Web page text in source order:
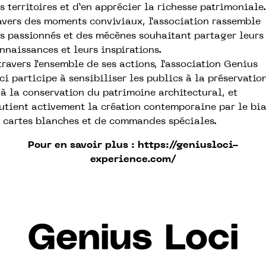
territoires et d’en apprécier la richesse
des moments conviviaux, l’association rassemble
passionnés et des mécènes souhaitant partager leurs
et leurs inspirations.
l’ensemble de ses actions, l’association Genius
participe à sensibiliser les publics à la
la conservation du patrimoine architectural, et
activement la création contemporaine par le
cartes blanches et de commandes spéciales.
Pour en savoir plus : https://geniusloci-
experience.com/
Genius Loci